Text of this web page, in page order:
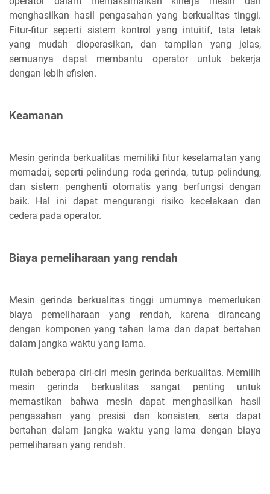
menghasilkan hasil pengasahan yang berkualitas tinggi.
Fitur-fitur seperti sistem kontrol yang intuitif, tata letak
yang mudah dioperasikan, dan tampilan yang jelas,
semuanya dapat membantu operator untuk bekerja
dengan lebih efisien.
Keamanan
Mesin gerinda berkualitas memiliki fitur keselamatan yang
memadai, seperti pelindung roda gerinda, tutup pelindung,
dan sistem penghenti otomatis yang berfungsi dengan
baik. Hal ini dapat mengurangi risiko kecelakaan dan
cedera pada operator.
Biaya pemeliharaan yang rendah
Mesin gerinda berkualitas tinggi umumnya memerlukan
biaya pemeliharaan yang rendah, karena dirancang
dengan komponen yang tahan lama dan dapat bertahan
dalam jangka waktu yang lama.
Itulah beberapa ciri-ciri mesin gerinda berkualitas. Memilih
mesin gerinda berkualitas sangat penting untuk
memastikan bahwa mesin dapat menghasilkan hasil
pengasahan yang presisi dan konsisten, serta dapat
bertahan dalam jangka waktu yang lama dengan biaya
pemeliharaan yang rendah.